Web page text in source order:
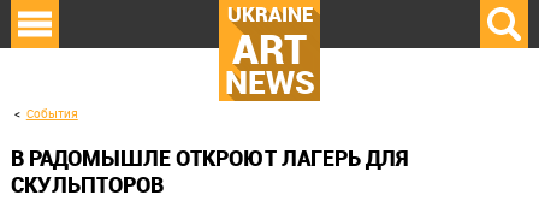
UKRAINE
ART
NEWS
События
В РАДОМЫШЛЕ ОТКРОЮТ ЛАГЕРЬ ДЛЯ
СКУЛЬПТОРОВ